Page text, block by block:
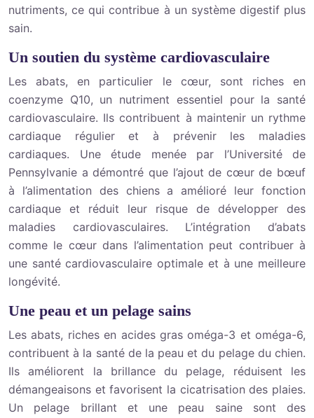
nutriments, ce qui contribue à un système digestif plus
sain.
Un soutien du système cardiovasculaire
Les abats, en particulier le cœur, sont riches en
coenzyme Q10, un nutriment essentiel pour la santé
cardiovasculaire. Ils contribuent à maintenir un rythme
cardiaque régulier et à prévenir les maladies
cardiaques. Une étude menée par l’Université de
Pennsylvanie a démontré que l’ajout de cœur de bœuf
à l’alimentation des chiens a amélioré leur fonction
cardiaque et réduit leur risque de développer des
maladies cardiovasculaires. L’intégration d’abats
comme le cœur dans l’alimentation peut contribuer à
une santé cardiovasculaire optimale et à une meilleure
longévité.
Une peau et un pelage sains
Les abats, riches en acides gras oméga-3 et oméga-6,
contribuent à la santé de la peau et du pelage du chien.
Ils améliorent la brillance du pelage, réduisent les
démangeaisons et favorisent la cicatrisation des plaies.
Un pelage brillant et une peau saine sont des